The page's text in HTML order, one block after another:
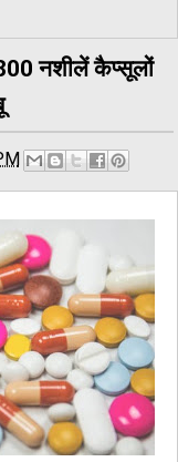
नशीलें कैप्सूलों